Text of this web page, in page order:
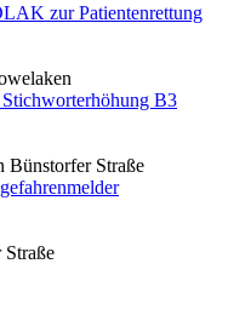
zur Patientenrettung
B3
Bünstorfer Straße